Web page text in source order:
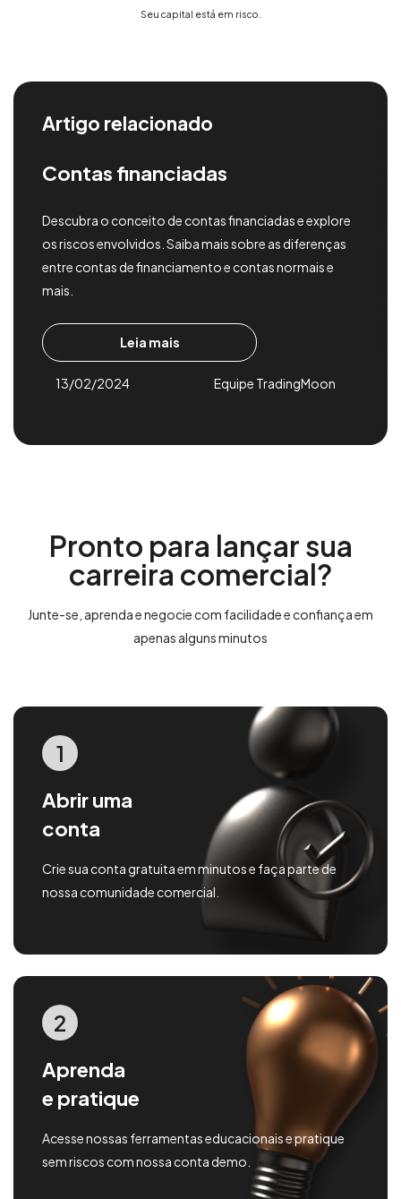
Seu capital está em risco.
Artigo relacionado
Contas financiadas
Descubra o conceito de contas financiadas e explore
os riscos envolvidos. Saiba mais sobre as diferenças
entre contas de financiamento e contas normais e
mais.
Leia mais
13/02/2024 Equipe TradingMoon
Pronto para lançar sua
carreira comercial?
Junte-se, aprenda e negocie com facilidade e confiança em
apenas alguns minutos
1
Abrir uma
conta
Crie sua conta gratuita em minutos e faça parte de
nossa comunidade comercial.
2
Aprenda
e pratique
Acesse nossas ferramentas educacionais e pratique
sem riscos com nossa conta demo.